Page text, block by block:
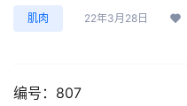
肌肉 22年3月28日
编号：807